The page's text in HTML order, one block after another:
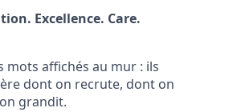
Excellence. Care.
mots affichés au mur : ils
dont on recrute, dont on
grandit.